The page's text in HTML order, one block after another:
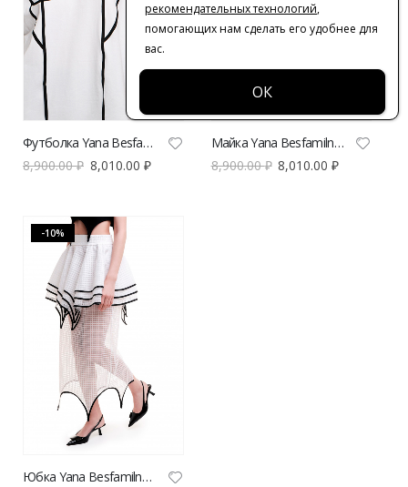
Футболка Yana Besfamilnaya с черными декоративными элементами
8,900.00₽ 8,010.00 ₽
Майка Yana Besfamilnaya в рубчик с подвязками черная
8,900.00₽ 8,010.00₽
-10%
Юбка Yana Besfamilnaya рифы белого цвета
рекомендательных технологий,
помогающих нам сделать его удобнее для
вас.